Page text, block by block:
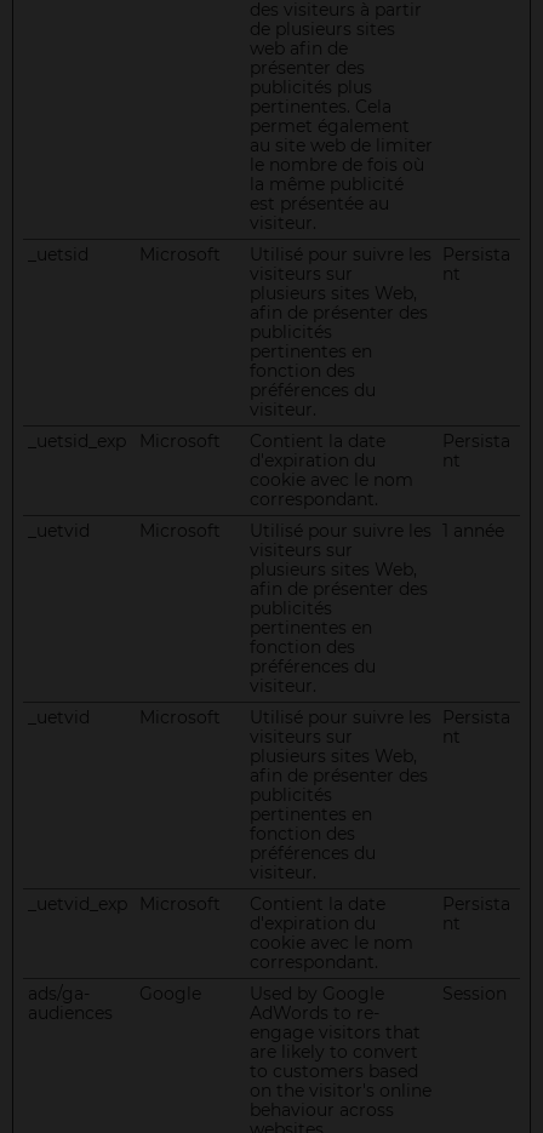
des visiteurs à partir
de plusieurs sites
web afin de
présenter des
publicités plus
pertinentes. Cela
permet également
au site web de limiter
le nombre de fois où
la même publicité
est présentée au
visiteur.
_uetsid Microsoft
Utilisé pour suivre les
visiteurs sur
plusieurs sites Web,
afin de présenter des
publicités
pertinentes en
fonction des
préférences du
visiteur.
Persista
nt
_uetsid_exp Microsoft
Contient la date
d'expiration du
cookie avec le nom
correspondant.
Persista
nt
_uetvid Microsoft
Utilisé pour suivre les
visiteurs sur
plusieurs sites Web,
afin de présenter des
publicités
pertinentes en
fonction des
préférences du
visiteur.
1 année
_uetvid Microsoft
Utilisé pour suivre les
visiteurs sur
plusieurs sites Web,
afin de présenter des
publicités
pertinentes en
fonction des
préférences du
visiteur.
Persista
nt
_uetvid_exp Microsoft
Contient la date
d'expiration du
cookie avec le nom
correspondant.
Persista
nt
ads/ga-
audiences
Google
Used by Google
AdWords to re-
engage visitors that
are likely to convert
to customers based
on the visitor's online
behaviour across
Session